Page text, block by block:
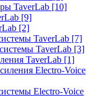
TaverLab [10]
[9]
[2]
TaverLab [7]
TaverLab [3]
TaverLab [1]
Electro-Voice
Electro-Voice